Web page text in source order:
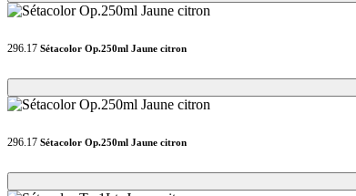
296.17 Sétacolor Op.250ml Jaune citron
Loading...
Loading...
296.17 Sétacolor Op.250ml Jaune citron
Loading...
Loading...